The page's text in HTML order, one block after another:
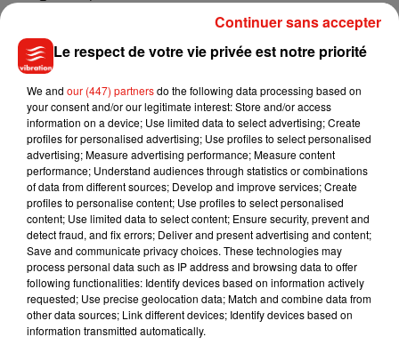
Le point d’orgue de l’événement aura lieu le 21 juin 2026
avec une vente aux enchères organisée sur place par
Rouillac . Le squelette sera proposé aux collectionneurs et
passionnés, tandis que les fonds récoltés grâce aux
inscriptions seront reversés à l’association Beauval Nature,
engagée dans la protection des espèces menacées.
Musique
Julien Lieb s’essaye à la vie de chatelain
Le respect de votre vie privée est notre priorité
We and our (447) partnersdo the following data processing based on
your consent and/or our legitimate interest: Store and/or access
information on a device; Use limited data to select advertising; Create
profiles for personalised advertising; Use profiles to select personalised
advertising; Measure advertising performance; Measure content
performance; Understand audiences through statistics or combinations
of data from different sources; Develop and improve services; Create
profiles to personalise content; Use profiles to select personalised
content; Use limited data to select content; Ensure security, prevent and
detect fraud, and fix errors; Deliver and present advertising and content;
Save and communicate privacy choices. These technologies may
process personal data such as IP address and browsing data to offer
following functionalities: Identify devices based on information actively
requested; Use precise geolocation data; Match and combine data from
other data sources; Link different devices; Identify devices based on
information transmitted automatically.
Continuer sans accepter